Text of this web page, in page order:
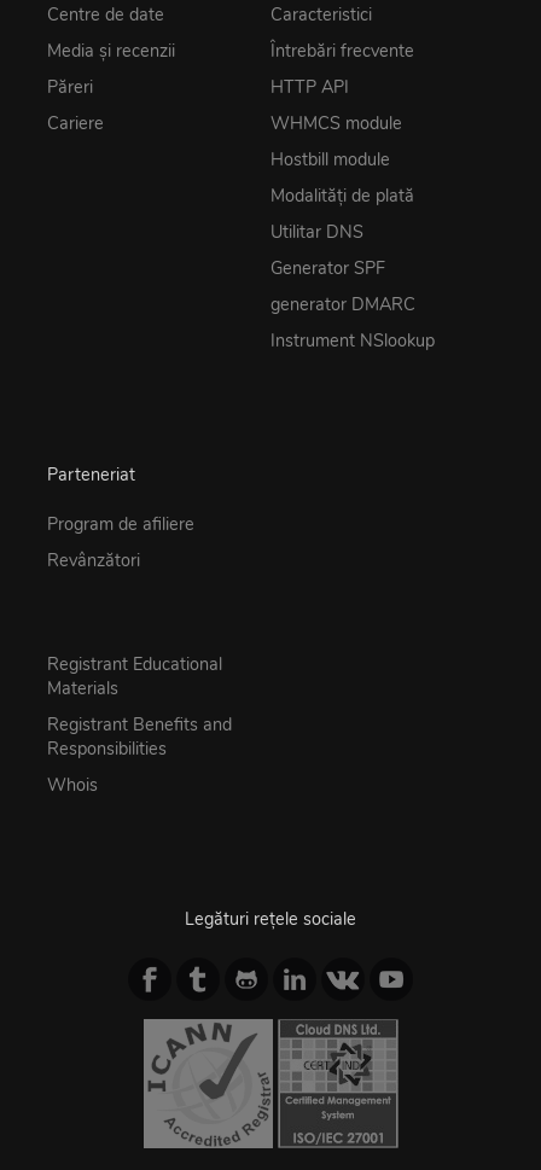
Centre de date
Media și recenzii
Păreri
Cariere
Caracteristici
Întrebări frecvente
HTTP API
WHMCS module
Hostbill module
Modalități de plată
Utilitar DNS
Generator SPF
generator DMARC
Instrument NSlookup
Parteneriat
Program de afiliere
Revânzători
Registrant Educational
Materials
Registrant Benefits and
Responsibilities
Whois
Legături rețele sociale